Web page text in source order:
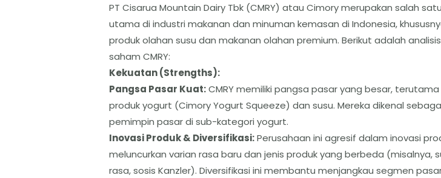
​PT Cisarua Mountain Dairy Tbk (CMRY) atau Cimory merupakan salah
utama di industri makanan dan minuman kemasan di Indonesia,
produk olahan susu dan makanan olahan premium. Berikut adalah
saham CMRY:
​Kekuatan (Strengths):
​Pangsa Pasar Kuat:CMRY memiliki pangsa pasar yang besar,
produk yogurt (Cimory Yogurt Squeeze) dan susu. Mereka dikenal
pemimpin pasar di sub-kategori yogurt.
​Inovasi Produk & Diversifikasi:Perusahaan ini agresif dalam inovasi
meluncurkan varian rasa baru dan jenis produk yang berbeda (misalnya,
rasa, sosis Kanzler). Diversifikasi ini membantu menjangkau segmen